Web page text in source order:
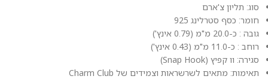
סוג: תליון צ'ארם
חומר: כסף סטרלינג 925
גובה : כ-20.0 מ"מ (0.79 אינץ')
רוחב : כ-11.0 מ"מ (0.43 אינץ')
סגירה: וו קפיץ (Snap Hook)
תאימות: מתאים לשרשראות וצמידים של Charm Club